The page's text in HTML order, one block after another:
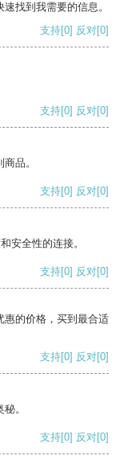
找到我需要的信息。
支持[0] 反对[0]
支持[0] 反对[0]
品。
支持[0] 反对[0]
安全性的连接。
支持[0] 反对[0]
惠的价格，买到最合适
支持[0] 反对[0]
。
支持[0] 反对[0]